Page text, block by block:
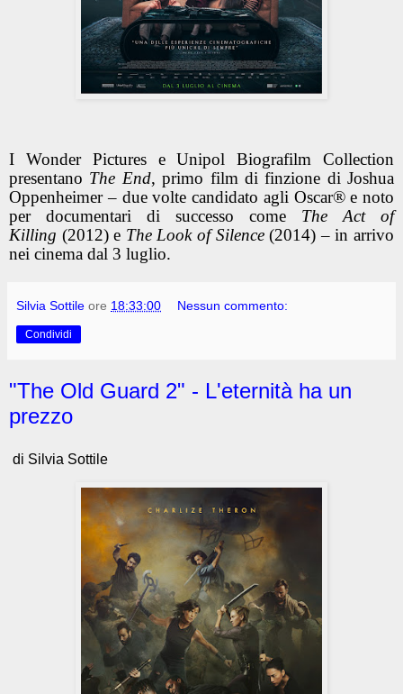
I Wonder Pictures e Unipol Biografilm Collection
presentano The End, primo film di finzione di Joshua
Oppenheimer – due volte candidato agli Oscar® e noto
per documentari di successo come The Act of
Killing (2012) e The Look of Silence(2014) – in arrivo
nei cinema dal 3 luglio.
Silvia Sottile ore 18:33:00 Nessun commento:
Condividi
"The Old Guard 2" - L'eternità ha un
prezzo
di Silvia Sottile